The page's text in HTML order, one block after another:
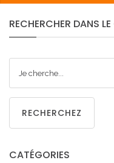
RECHERCHER DANS LE
RECHERCHEZ
CATÉGORIES